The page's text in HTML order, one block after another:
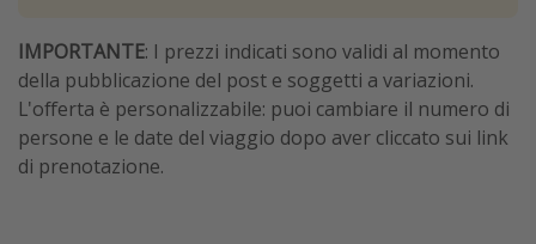
IMPORTANTE: I prezzi indicati sono validi al momento
della pubblicazione del post e soggetti a variazioni.
L'offerta è personalizzabile: puoi cambiare il numero di
persone e le date del viaggio dopo aver cliccato sui link
di prenotazione.